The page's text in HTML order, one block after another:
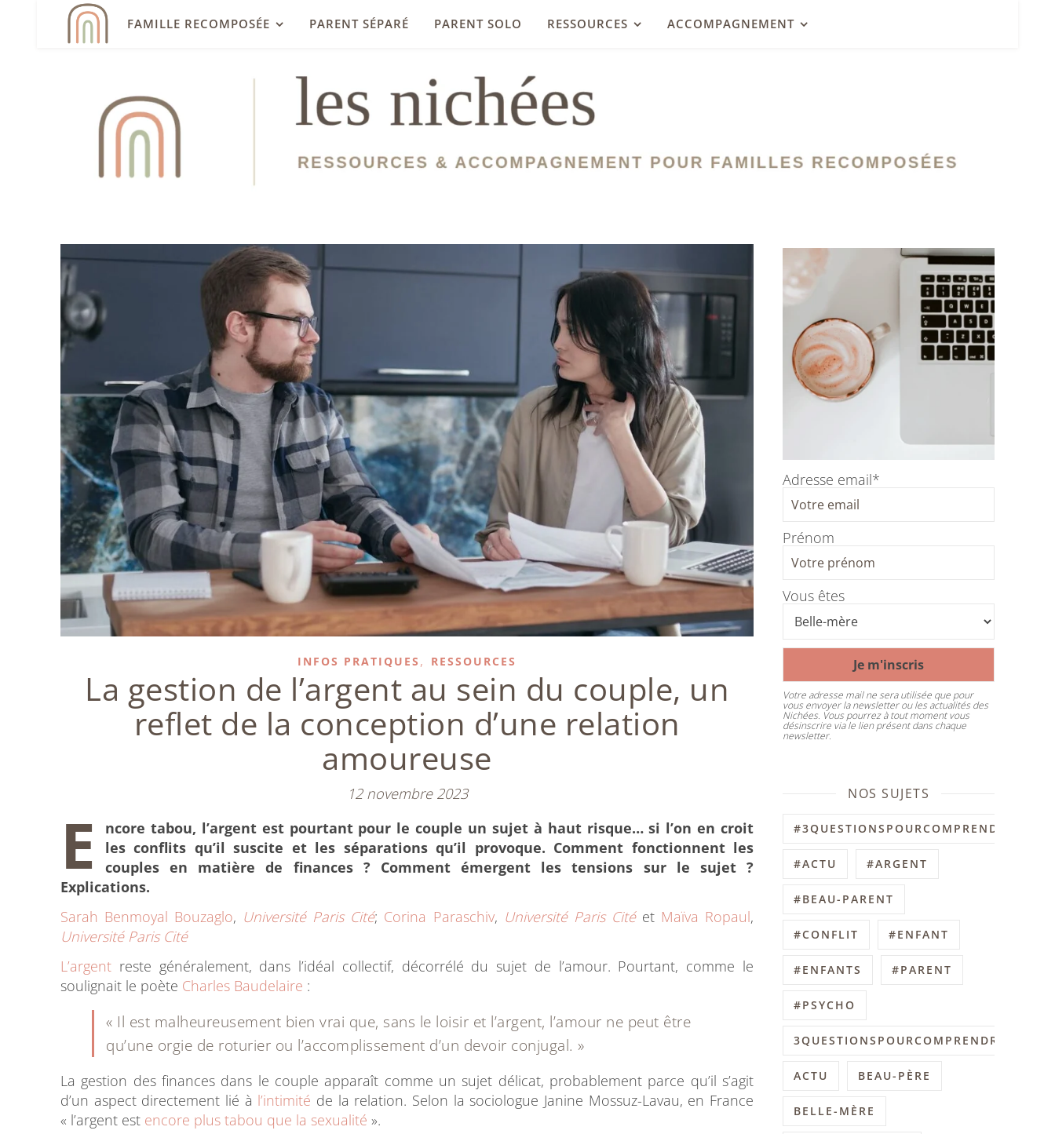
FAMILLE RECOMPOSÉE PARENT SÉPARÉ PARENT SOLO RESSOURCES ACCOMPAGNEMENT
INFOS PRATIQUES , RESSOURCES
La gestion de l’argent au sein du couple, un
reflet de la conception d’une relation
amoureuse
12 novembre 2023
E
ncore tabou, l’argent est pourtant pour le couple un sujet à haut risque… si l’on en croit
les conflits qu’il suscite et les séparations qu’il provoque. Comment fonctionnent les
couples en matière de finances ? Comment émergent les tensions sur le sujet ?
Explications.
Sarah Benmoyal Bouzaglo, Université Paris Cité; Corina Paraschiv, Université Paris Citéet Maïva Ropaul,
Université Paris Cité
L’argent reste généralement, dans l’idéal collectif, décorrélé du sujet de l’amour. Pourtant, comme le
soulignait le poète Charles Baudelaire :
« Il est malheureusement bien vrai que, sans le loisir et l’argent, l’amour ne peut être
qu’une orgie de roturier ou l’accomplissement d’un devoir conjugal. »
La gestion des finances dans le couple apparaît comme un sujet délicat, probablement parce qu’il s’agit
d’un aspect directement lié à l’intimité de la relation. Selon la sociologue Janine Mossuz-Lavau, en France
« l’argent est encore plus tabou que la sexualité ».
Adresse email*
Prénom
Vous êtes
Votre adresse mail ne sera utilisée que pour
vous envoyer la newsletter ou les actualités des
Nichées. Vous pourrez à tout moment vous
désinscrire via le lien présent dans chaque
newsletter.
NOS SUJETS
#3QUESTIONSPOURCOMPRENDRE
#ACTU #ARGENT
#BEAU-PARENT
#CONFLIT #ENFANT
#ENFANTS #PARENT
#PSYCHO
3QUESTIONSPOURCOMPRENDRE
ACTU BEAU-PÈRE
BELLE-MÈRE